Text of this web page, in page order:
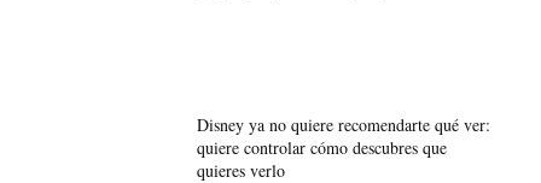
Disney ya no quiere recomendarte qué ver:
quiere controlar cómo descubres que
quieres verlo